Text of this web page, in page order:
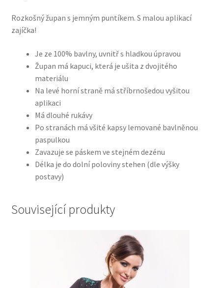
Rozkošný župan s jemným puntíkem. S malou aplikací
zajíčka!
Je ze 100% bavlny, uvnitř s hladkou úpravou
Župan má kapuci, která je ušita z dvojitého
materiálu
Na levé horní straně má stříbrnošedou vyšitou
aplikaci
Má dlouhé rukávy
Po stranách má všité kapsy lemované bavlněnou
paspulkou
Zavazuje se páskem ve stejném dezénu
Délka je do dolní poloviny stehen (dle výšky
postavy)
Související produkty